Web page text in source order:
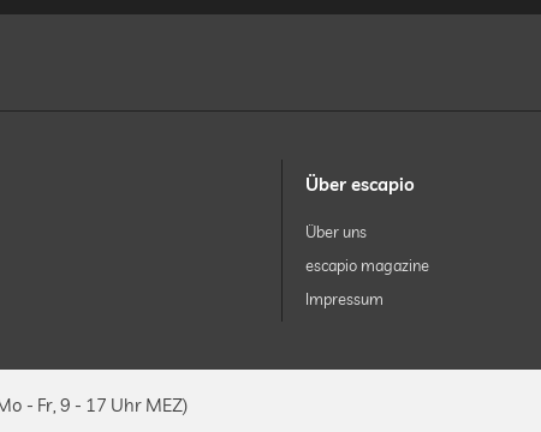
Über escapio
Über uns
escapio magazine
Impressum
- Fr, 9 - 17 Uhr MEZ)